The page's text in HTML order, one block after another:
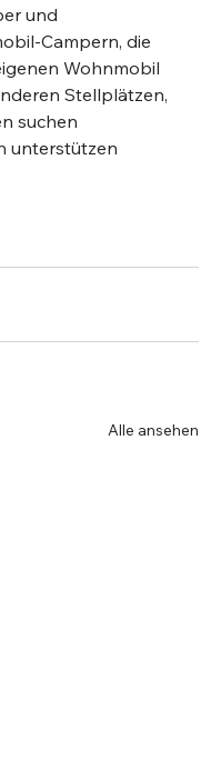
und
Campern, die
Wohnmobil
Stellplätzen,
suchen
unterstützen
Alle ansehen